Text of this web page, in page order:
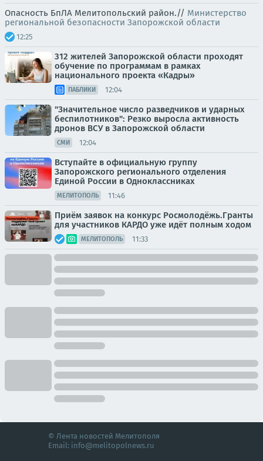
Опасность БпЛА Мелитопольский район.// Министерство
региональной безопасности Запорожской области
12:25
312 жителей Запорожской области проходят
обучение по программам в рамках
национального проекта «Кадры»
ПАБЛИКИ 12:04
"Значительное число разведчиков и ударных
беспилотников": Резко выросла активность
дронов ВСУ в Запорожской области
СМИ 12:04
Вступайте в официальную группу
Запорожского регионального отделения
Единой России в Одноклассниках
МЕЛИТОПОЛЬ 11:46
Приём заявок на конкурс Росмолодёжь.Гранты
для участников КАРДО уже идёт полным ходом
МЕЛИТОПОЛЬ 11:33
© Лента новостей Мелитополя
Email: info@melitopolnews.ru